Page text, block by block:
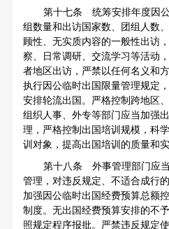
第十七条 统筹安排年度因
组数量和出访国家数、团组人数
顾性、无实质内容的一般性出访
察、日常调研、交流学习等活动
者地区出访，严禁以任何名义和
执行因公临时出国限量管理规定
安排轮流出国。严格控制跨地区、
组织人事、外专等部门应当加强
理，严格控制出国培训规模，科
训对象，提高出国培训的质量和实
第十八条 外事管理部门应
管理，对违反规定、不适合成行
加强因公临时出国经费预算总额
制度。无出国经费预算安排的不
照规定程序报批。严禁违反规定